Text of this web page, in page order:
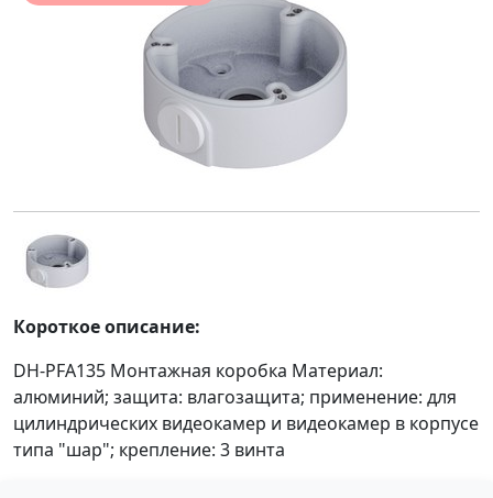
Короткое описание:
DH-PFA135 Монтажная коробка Материал:
алюминий; защита: влагозащита; применение: для
цилиндрических видеокамер и видеокамер в корпусе
типа "шар"; крепление: 3 винта